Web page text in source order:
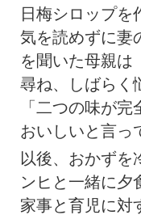
日梅シロップを
気を読めずに妻
を聞いた母親は
尋ね、しばらく
「二つの味が
おいしいと言っ
以後、おかずを
ンヒと一緒に夕
家事と育児に対